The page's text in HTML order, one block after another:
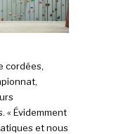
cordées,
« Évidemment
et nous